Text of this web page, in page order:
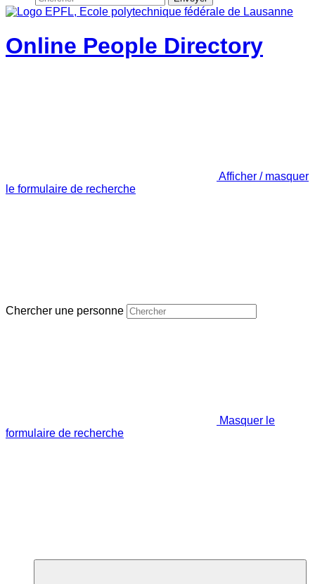
Online People Directory
Afficher / masquer
le formulaire de recherche
Chercher une personne
Masquer le
formulaire de recherche